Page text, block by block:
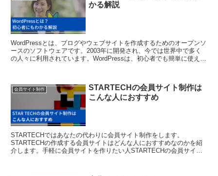
かる解説
WordPressとは、ブログやウェブサイトを作成するためのオープンソ
ースのソフトウェアです。2003年に開発され、今では世界中で多く
の人々に利用されています。WordPressは、初心者でも簡単に使える
会員サイト制作
STARTECHの会員サイト制作は
こんな人におすすめ
STARTECHではあなたの代わりに会員サイト制作をします。
STARTECHの作成する会員サイトはどんな人におすすめなのかを紹
介します。手軽に会員サイトを作りたい人STARTECHの会員サイト